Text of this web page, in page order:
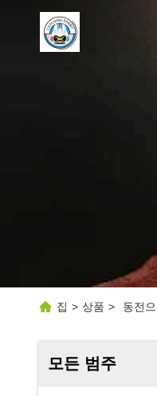
집 > 상품 > 동전
모든 범주